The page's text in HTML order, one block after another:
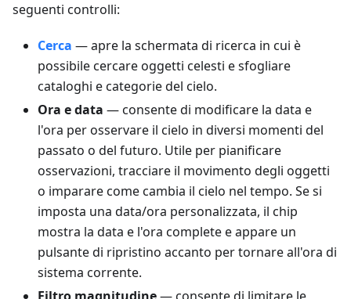
seguenti controlli:
Cerca — apre la schermata di ricerca in cui è
possibile cercare oggetti celesti e sfogliare
cataloghi e categorie del cielo.
Ora e data — consente di modificare la data e
l'ora per osservare il cielo in diversi momenti del
passato o del futuro. Utile per pianificare
osservazioni, tracciare il movimento degli oggetti
o imparare come cambia il cielo nel tempo. Se si
imposta una data/ora personalizzata, il chip
mostra la data e l'ora complete e appare un
pulsante di ripristino accanto per tornare all'ora di
sistema corrente.